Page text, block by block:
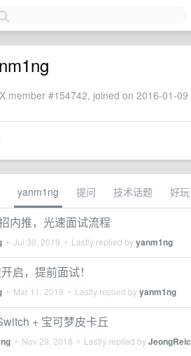
member #154742, joined on 2016-01-
yanm1ng 提问 技术话题 好玩
内推，光速面试流程
• Jul 30, 2019 • Lastly replied byyanm1ng
启，提前面试！
• Mar 11, 2019 • Lastly replied byyanm1ng
+ 宝可梦皮卡丘
• Nov 29, 2018 • Lastly replied by